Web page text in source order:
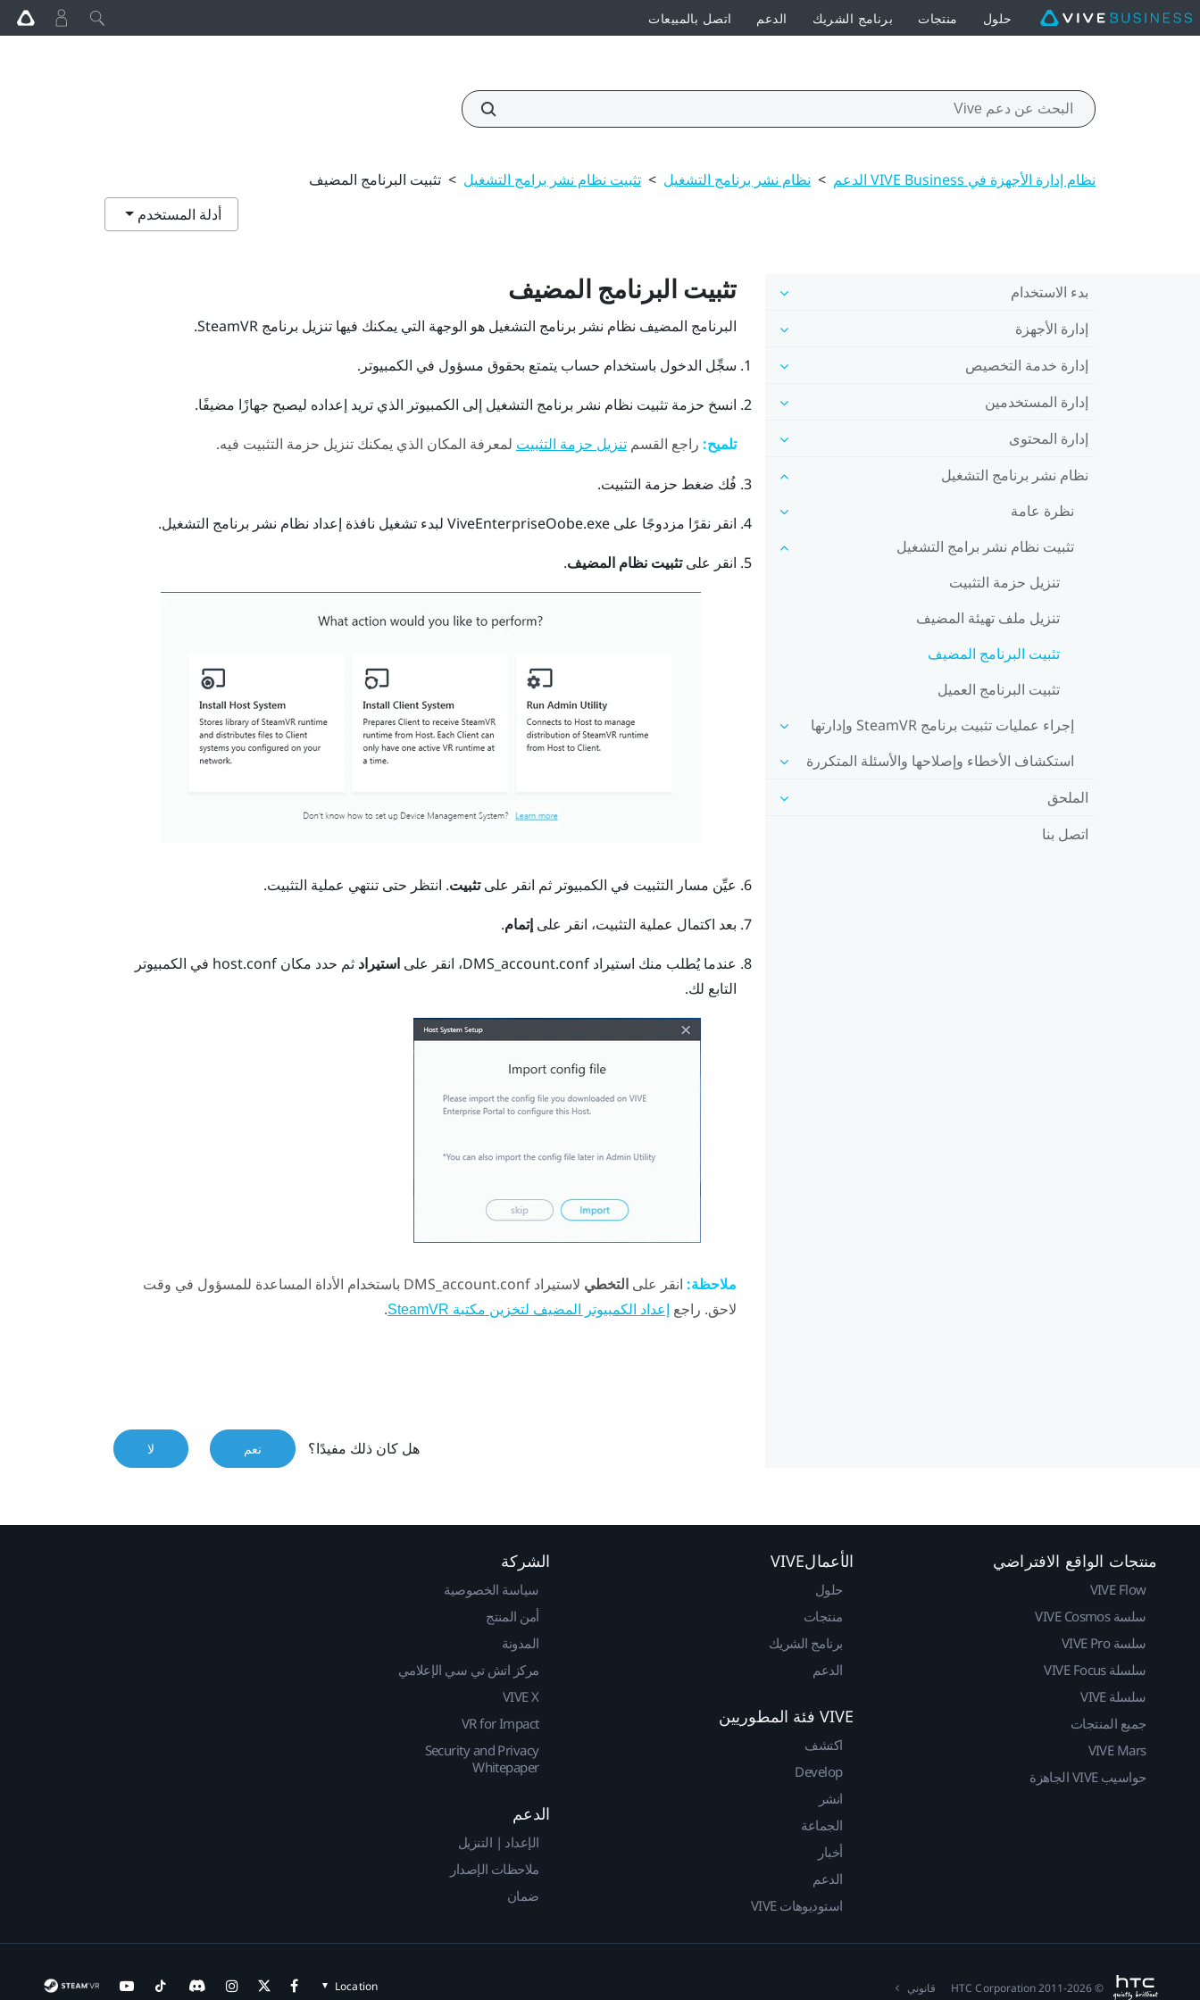
حلول منتجات برنامج الشريك الدعم اتصل بالمبيعات
نظام إدارة الأجهزة في VIVE Business الدعم > نظام نشر برنامج التشغيل > تثبيت نظام نشر برامج التشغيل > تثبيت البرنامج المضيف
أدلة المستخدم
بدء الاستخدام
إدارة الأجهزة
إدارة خدمة التخصيص
إدارة المستخدمين
إدارة المحتوى
نظام نشر برنامج التشغيل
نظرة عامة
تثبيت نظام نشر برامج التشغيل
تنزيل حزمة التثبيت
تنزيل ملف تهيئة المضيف
تثبيت البرنامج المضيف
تثبيت البرنامج العميل
إجراء عمليات تثبيت برنامج SteamVR وإدارتها
استكشاف الأخطاء وإصلاحها والأسئلة المتكررة
الملحق
اتصل بنا
تثبيت البرنامج المضيف
البرنامج المضيف نظام نشر برنامج التشغيل هو الوجهة التي يمكنك فيها تنزيل برنامج SteamVR
.
سجِّل الدخول باستخدام حساب يتمتع بحقوق مسؤول في الكمبيوتر.
انسخ حزمة تثبيت نظام نشر برنامج التشغيل إلى الكمبيوتر الذي تريد إعداده ليصبح جهازًا مضيفًا.
تلميح:راجع القسم تنزيل حزمة التثبيت لمعرفة المكان الذي يمكنك تنزيل حزمة التثبيت فيه.
فُك ضغط حزمة التثبيت.
انقر نقرًا مزدوجًا على ViveEnterpriseOobe.exeلبدء تشغيل نافذة إعداد نظام نشر برنامج التشغيل.
انقر علىتثبيت نظام المضيف.
عيِّن مسار التثبيت في الكمبيوتر ثم انقر علىتثبيت. انتظر حتى تنتهي عملية التثبيت.
بعد اكتمال عملية التثبيت، انقر على إتمام.
عندما يُطلب منك استيراد DMS_account.conf، انقر على
استيراد ثم حدد مكان host.conf في الكمبيوتر
التابع لك.
ملاحظة:انقر على التخطي لاستيراد DMS_account.conf باستخدام الأداة المساعدة للمسؤول في وقت
لاحق. راجع
إعداد الكمبيوتر المضيف لتخزين مكتبة SteamVR .
هل كان ذلك مفيدًا؟ نعم لا
منتجات الواقع الافتراضي
VIVE Flow
سلسة VIVE Cosmos
سلسة VIVE Pro
سلسلة VIVE Focus
سلسلة VIVE
جميع المنتجات
VIVE Mars
حواسيب VIVE الجاهزة
الأعمالVIVE
حلول
منتجات
برنامج الشريك
الدعم
VIVE فئة المطوريين
اكتشف
Develop
انشر
الجماعة
أخبار
الدعم
استوديوهات VIVE
الشركة
سياسة الخصوصية
أمن المنتج
المدونة
مركز اتش تي سي الإعلامي
VIVE X
VR for Impact
Security and Privacy
Whitepaper
الدعم
الإعداد | التنزيل
ملاحظات الإصدار
ضمان
Location © 2011-2026 HTC Corporation قانوني